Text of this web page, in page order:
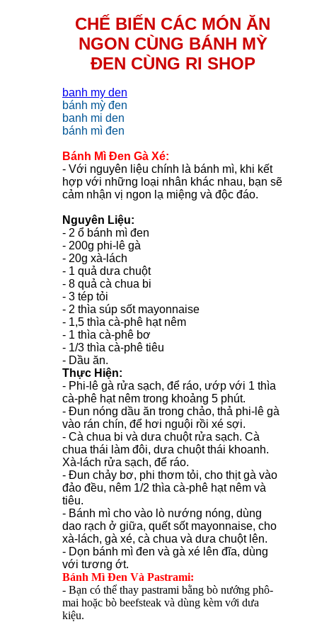
CHẾ BIẾN CÁC MÓN ĂN
NGON CÙNG BÁNH MỲ
ĐEN CÙNG RI SHOP
banh my den
bánh mỳ đen
banh mi den
bánh mì đen
Bánh Mì Đen Gà Xé:
- Với nguyên liệu chính là bánh mì, khi kết
hợp với những loại nhân khác nhau, bạn sẽ
cảm nhận vị ngon lạ miệng và độc đáo.
Nguyên Liệu:
- 2 ổ bánh mì đen
- 200g phi-lê gà
- 20g xà-lách
- 1 quả dưa chuột
- 8 quả cà chua bi
- 3 tép tỏi
- 2 thìa súp sốt mayonnaise
- 1,5 thìa cà-phê hạt nêm
- 1 thìa cà-phê bơ
- 1/3 thìa cà-phê tiêu
- Dầu ăn.
Thực Hiện:
- Phi-lê gà rửa sạch, để ráo, ướp với 1 thìa
cà-phê hạt nêm trong khoảng 5 phút.
- Đun nóng dầu ăn trong chảo, thả phi-lê gà
vào rán chín, để hơi nguội rồi xé sợi.
- Cà chua bi và dưa chuột rửa sạch. Cà
chua thái làm đôi, dưa chuột thái khoanh.
Xà-lách rửa sạch, để ráo.
- Đun chảy bơ, phi thơm tỏi, cho thịt gà vào
đảo đều, nêm 1/2 thìa cà-phê hạt nêm và
tiêu.
- Bánh mì cho vào lò nướng nóng, dùng
dao rạch ở giữa, quết sốt mayonnaise, cho
xà-lách, gà xé, cà chua và dưa chuột lên.
- Dọn bánh mì đen và gà xé lên đĩa, dùng
với tương ớt.
Bánh Mì Đen Và Pastrami:
- Bạn có thể thay pastrami bằng bò nướng phô-
mai hoặc bò beefsteak và dùng kèm với dưa
kiệu.